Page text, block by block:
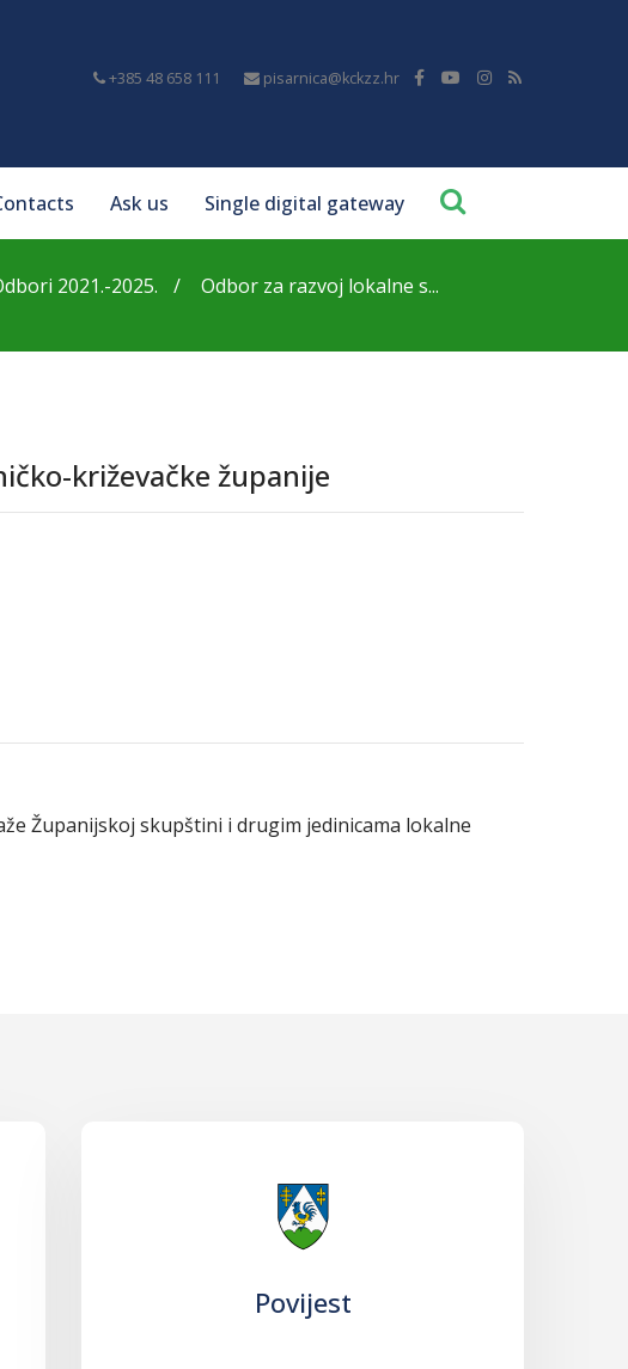
+385 48 658 111 pisarnica@kckzz.hr
Ask us Single digital gateway
2021.-2025. Odbor za razvoj lokalne s...
križevačke županije
Županijskoj skupštini i drugim jedinicama lokalne
Povijest